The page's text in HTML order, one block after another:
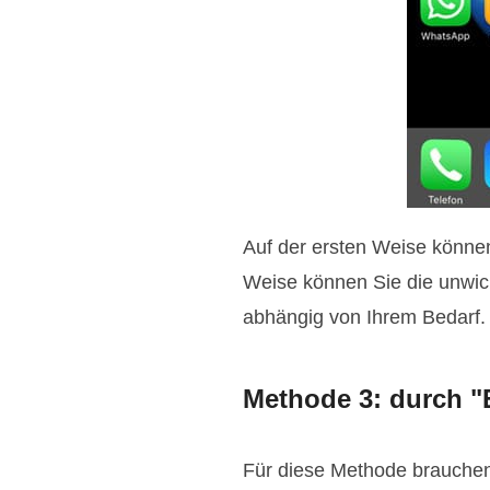
Auf der ersten Weise
Weise können Sie die
abhängig von Ihrem Bedarf.
Methode 3: durch
Für diese Methode